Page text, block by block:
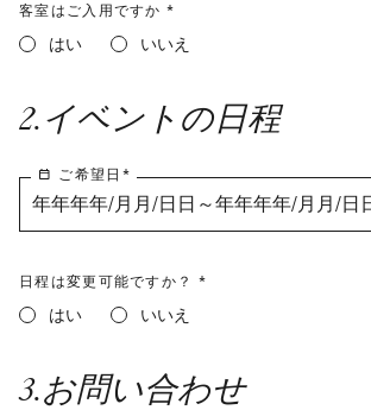
客室はご入用ですか *
はい いいえ
2.イベントの日程
ご希望日 *
年年年年/月月/日日～年年年年/月月/日
日程は変更可能ですか？ *
はい いいえ
3.お問い合わせ